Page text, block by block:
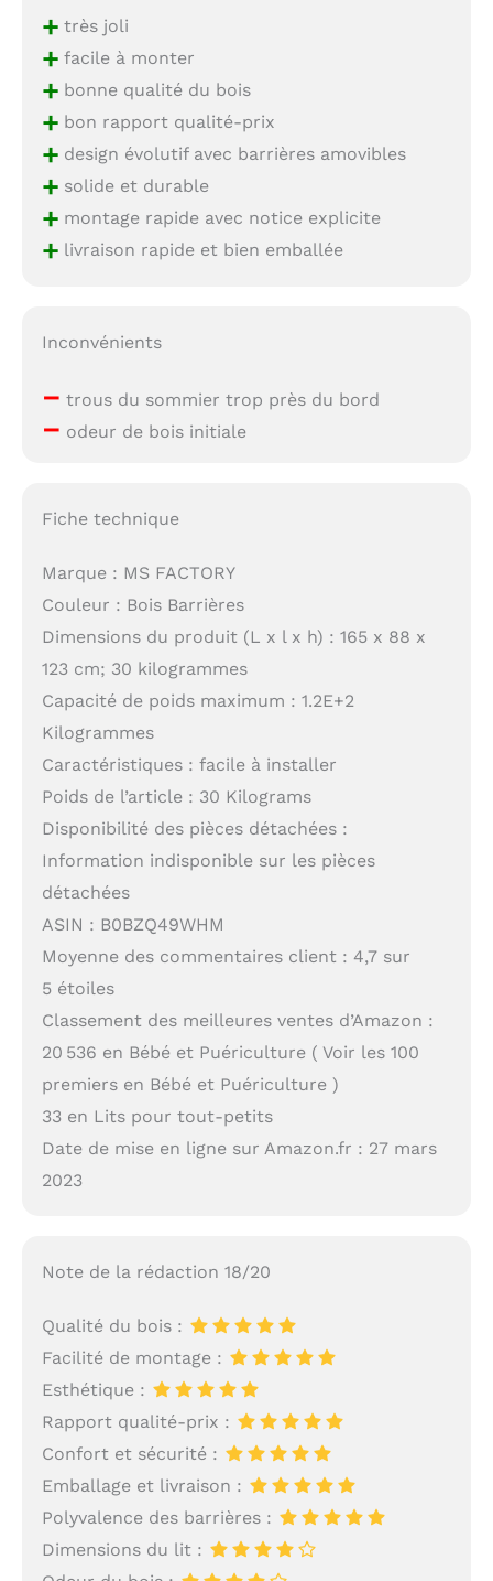
+très joli
+facile à monter
+bonne qualité du bois
+bon rapport qualité-prix
+design évolutif avec barrières amovibles
+solide et durable
+montage rapide avec notice explicite
+livraison rapide et bien emballée
Inconvénients
– trous du sommier trop près du bord
– odeur de bois initiale
Fiche technique
Marque : MS FACTORY
Couleur : Bois Barrières
Dimensions du produit (L x l x h) : 165 x 88 x
123 cm; 30 kilogrammes
Capacité de poids maximum : 1.2E+2
Kilogrammes
Caractéristiques : facile à installer
Poids de l’article : 30 Kilograms
Disponibilité des pièces détachées :
Information indisponible sur les pièces
détachées
ASIN : B0BZQ49WHM
Moyenne des commentaires client : 4,7 sur
5 étoiles
Classement des meilleures ventes d’Amazon :
20 536 en Bébé et Puériculture ( Voir les 100
premiers en Bébé et Puériculture )
33 en Lits pour tout-petits
Date de mise en ligne sur Amazon.fr : 27 mars
2023
Note de la rédaction 18/20
Qualité du bois :
Facilité de montage :
Esthétique :
Rapport qualité-prix :
Confort et sécurité :
Emballage et livraison :
Polyvalence des barrières :
Dimensions du lit :